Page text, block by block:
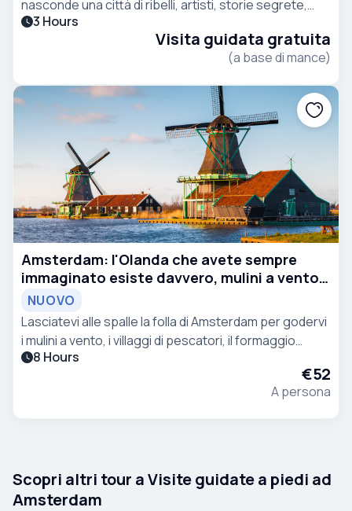
nasconde una città di ribelli, artisti, storie segrete,
strade bohémien e outsider che hanno cambiato per
3 Hours
Visita guidata gratuita
(a base di mance)
Amsterdam: l'Olanda che avete sempre
immaginato esiste davvero, mulini a vento e
formaggio
NUOVO
Lasciatevi alle spalle la folla di Amsterdam per godervi
i mulini a vento, i villaggi di pescatori, il formaggio
fresco e quell’Olanda da cartolina che la maggior
8 Hours
€52
A persona
Scopri altri tour a Visite guidate a piedi ad
Amsterdam